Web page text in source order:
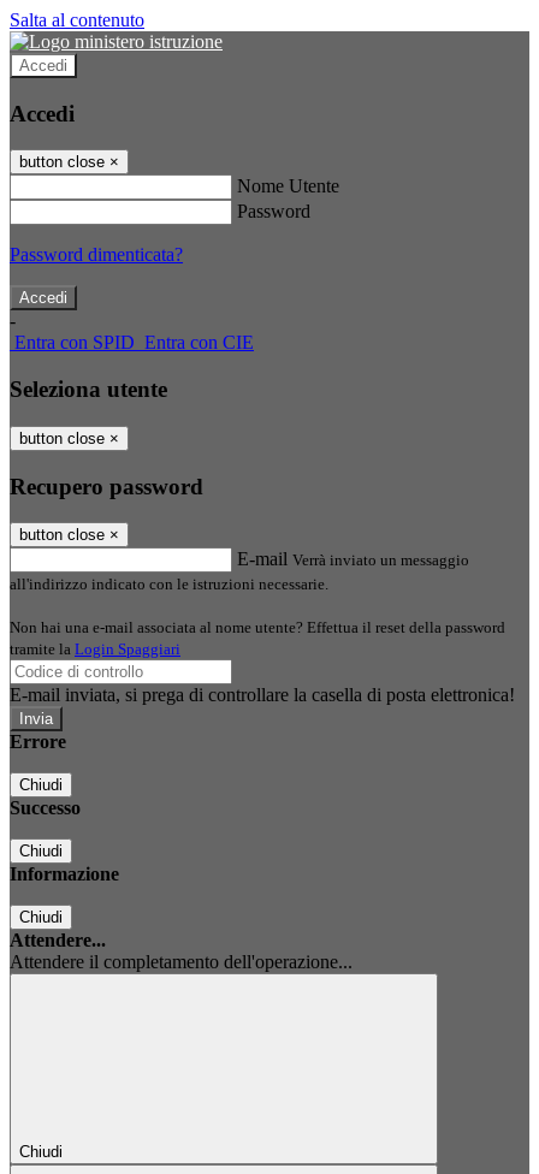
Salta al contenuto
Accedi
Accedi
button close ×
Nome Utente
Password
Password dimenticata?
-
Entra con SPID Entra con CIE
Seleziona utente
button close ×
Recupero password
button close ×
E-mail Verrà inviato un messaggio
all'indirizzo indicato con le istruzioni necessarie.
Non hai una e-mail associata al nome utente? Effettua il reset della password
tramite la Login Spaggiari
E-mail inviata, si prega di controllare la casella di posta elettronica!
Errore
Chiudi
Successo
Chiudi
Informazione
Chiudi
Attendere...
Attendere il completamento dell'operazione...
Chiudi